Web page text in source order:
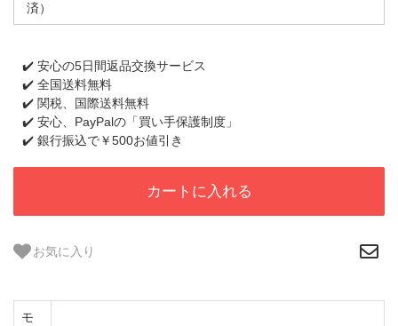
済）
✔️ 安心の5日間返品交換サービス
✔️ 全国送料無料
✔️ 関税、国際送料無料
✔️ 安心、PayPalの「買い手保護制度」
✔️ 銀行振込で￥500お値引き
カートに入れる
お気に入り
モ